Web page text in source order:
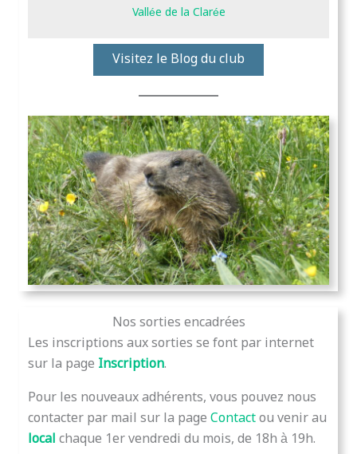
Vallée de la Clarée
Visitez le Blog du club
Nos sorties encadrées
Les inscriptions aux sorties se font par internet
sur la page Inscription.
Pour les nouveaux adhérents, vous pouvez nous
contacter par mail sur la page Contactou venir au
local chaque 1er vendredi du mois, de 18h à 19h.